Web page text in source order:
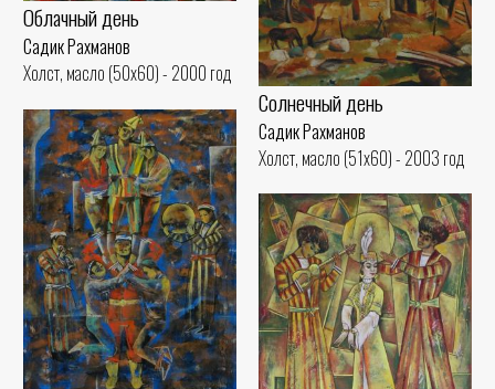
Облачный день
Садик Рахманов
Холст, масло (50x60) - 2000 год
Солнечный день
Садик Рахманов
Холст, масло (51x60) - 2003 год